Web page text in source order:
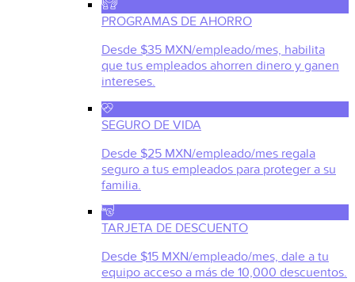
PROGRAMAS DE AHORRO
Desde $35 MXN/empleado/mes, habilita
que tus empleados ahorren dinero y ganen
intereses.
SEGURO DE VIDA
Desde $25 MXN/empleado/mes regala
seguro a tus empleados para proteger a su
familia.
TARJETA DE DESCUENTO
Desde $15 MXN/empleado/mes, dale a tu
equipo acceso a más de 10,000 descuentos.